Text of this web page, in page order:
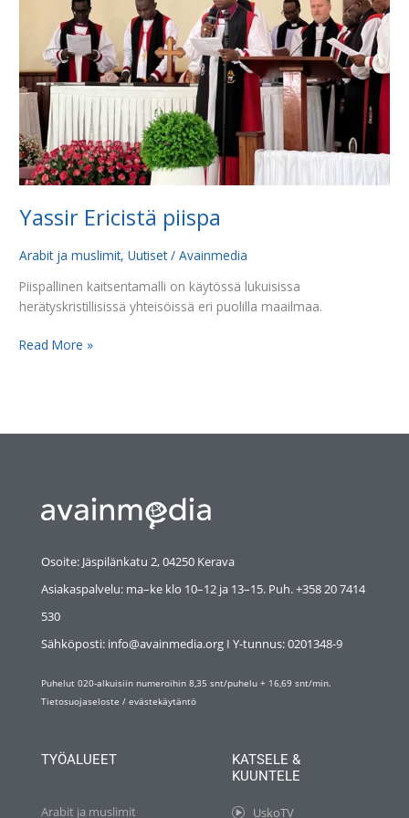
Yassir Ericistä piispa
Arabit ja muslimit,Uutiset/Avainmedia
Piispallinen kaitsentamalli on käytössä lukuisissa
herätyskristillisissä yhteisöissä eri puolilla maailmaa.
Read More »
Osoite: Jäspilänkatu 2, 04250 Kerava
Asiakaspalvelu: ma–ke klo 10–12 ja 13–15. Puh. +358 20 7414
530
Sähköposti: info@avainmedia.org I Y-tunnus:0201348-9
Puhelut 020-alkuisiin numeroihin 8,35 snt/puhelu + 16,69 snt/min.
Tietosuojaseloste / evästekäytäntö
TYÖALUEET
Arabit ja muslimit
KATSELE &
KUUNTELE
UskoTV